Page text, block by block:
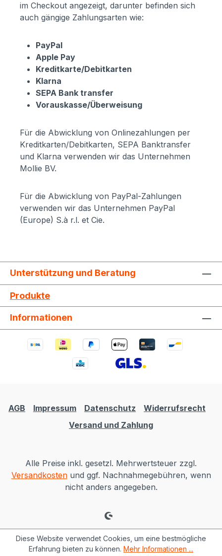
im Checkout angezeigt, darunter befinden sich
auch gängige Zahlungsarten wie:
PayPal
Apple Pay
Kreditkarte/Debitkarten
Klarna
SEPA Bank transfer
Vorauskasse/Überweisung
Für die Abwicklung von Onlinezahlungen per
Kreditkarten/Debitkarten, SEPA Banktransfer
und Klarna verwenden wir das Unternehmen
Mollie BV.
Für die Abwicklung von PayPal-Zahlungen
verwenden wir das Unternehmen PayPal
(Europe) S.à r.l. et Cie.
Unterstützung und Beratung
Produkte
Informationen
AGB Impressum Datenschutz
Widerrufsrecht
Versand und Zahlung
Alle Preise inkl. gesetzl. Mehrwertsteuer zzgl.
Versandkostenund ggf. Nachnahmegebühren, wenn
nicht anders angegeben.
Diese Website verwendet Cookies, um eine bestmögliche
Erfahrung bieten zu können. Mehr Informationen ...